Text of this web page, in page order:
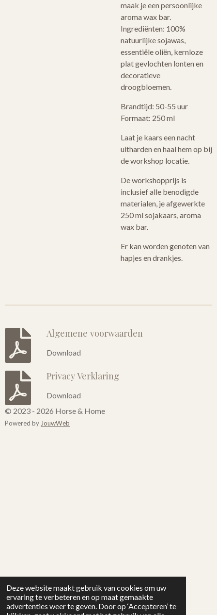
Deze website maakt gebruik van cookies om uw
ervaring te verbeteren en op maat gemaakte
advertenties weer te geven. Door op ‘Accepteren’ te
maak je een persoonlijke
aroma wax bar.
Ingrediënten: 100%
natuurlijke sojawas,
essentiële oliën, kernloze
plat gevlochten lonten en
decoratieve
droogbloemen.
Brandtijd: 50-55 uur
Formaat: 250 ml
Laat je kaars een nacht
uitharden en haal hem op bij
de workshop locatie.
De workshopprijs is
inclusief alle benodigde
materialen, je afgewerkte
250 ml sojakaars, aroma
wax bar.
Er kan worden genoten van
hapjes en drankjes.
Algemene voorwaarden
Download
Privacy Verklaring
Download
© 2023 - 2026 Horse & Home
Powered byJouwWeb